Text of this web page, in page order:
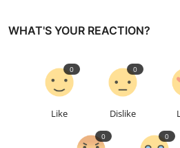
WHAT'S YOUR REACTION?
Like
0
Dislike
0
0 0